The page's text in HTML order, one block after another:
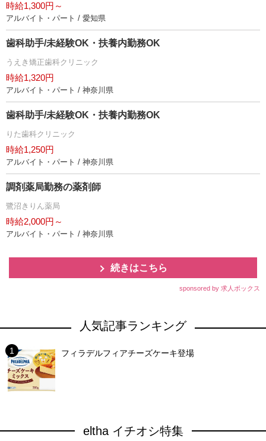
時給1,300円～
アルバイト・パート / 愛知県
歯科助手/未経験OK・扶養内勤務OK
うえき矯正歯科クリニック
時給1,320円
アルバイト・パート / 神奈川県
歯科助手/未経験OK・扶養内勤務OK
りた歯科クリニック
時給1,250円
アルバイト・パート / 神奈川県
調剤薬局勤務の薬剤師
鷺沼きりん薬局
時給2,000円～
アルバイト・パート / 神奈川県
続きはこちら
sponsored by 求人ボックス
人気記事ランキング
フィラデルフィアチーズケーキ登場
eltha イチオシ特集